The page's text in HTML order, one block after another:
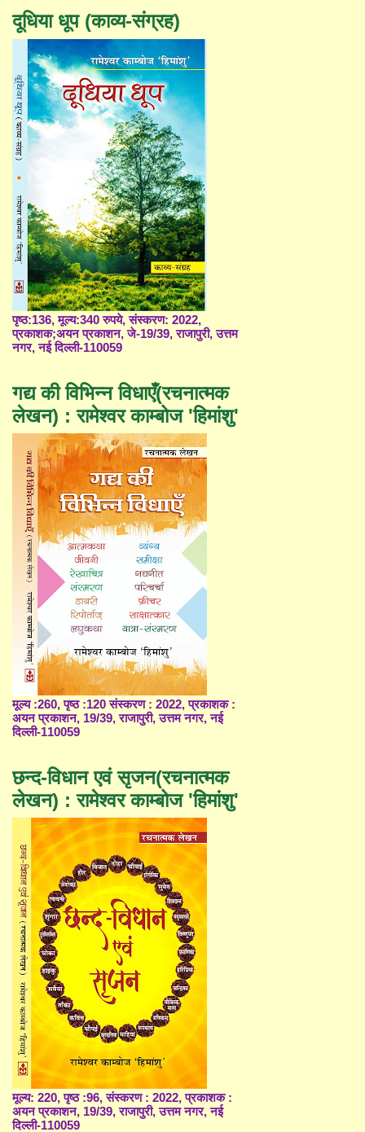
दूधिया धूप (काव्य-संग्रह)
पृष्ठ:136, मूल्य:340 रुपये, संस्करण: 2022,
प्रकाशक;अयन प्रकाशन, जे-19/39, राजापुरी, उत्तम
नगर, नई दिल्ली-110059
गद्य की विभिन्न विधाएँ(रचनात्मक
लेखन) : रामेश्वर काम्बोज 'हिमांशु'
मूल्य :260, पृष्ठ :120 संस्करण : 2022, प्रकाशक :
अयन प्रकाशन, 19/39, राजापुरी, उत्तम नगर, नई
दिल्ली-110059
छन्द-विधान एवं सृजन(रचनात्मक
लेखन) : रामेश्वर काम्बोज 'हिमांशु'
मूल्य: 220, पृष्ठ :96, संस्करण : 2022, प्रकाशक :
अयन प्रकाशन, 19/39, राजापुरी, उत्तम नगर, नई
दिल्ली-110059